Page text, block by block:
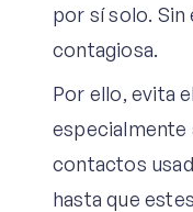
por sí solo.
contagiosa.
Por ello, evita
especialmente
contactos
hasta que